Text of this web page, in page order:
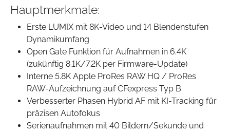
Hauptmerkmale:
Erste LUMIX mit 8K-Video und 14 Blendenstufen
Dynamikumfang
Open Gate Funktion für Aufnahmen in 6.4K
(zukünftig 8.1K/7.2K per Firmware-Update)
Interne 5.8K Apple ProRes RAW HQ / ProRes
RAW-Aufzeichnung auf CFexpress Typ B
Verbesserter Phasen Hybrid AF mit KI-Tracking für
präzisen Autofokus
Serienaufnahmen mit 40 Bildern/Sekunde und